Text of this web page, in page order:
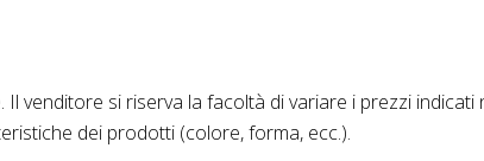
venditore si riserva la facoltà di variare i prezzi indicati
dei prodotti (colore, forma, ecc.).